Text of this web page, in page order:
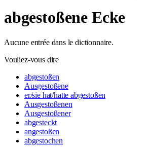
abgestoßene Ecke
Aucune entrée dans le dictionnaire.
Vouliez-vous dire
abgestoßen
Ausgestoßene
er/sie hat/hatte abgestoßen
Ausgestoßenen
Ausgestoßener
abgesteckt
angestoßen
abgestochen